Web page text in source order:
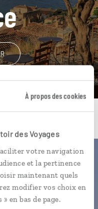
À propos des cookies
des Voyages
votre navigation
et la pertinence
maintenant quels
modifier vos choix en
en bas de page.
voyage
?